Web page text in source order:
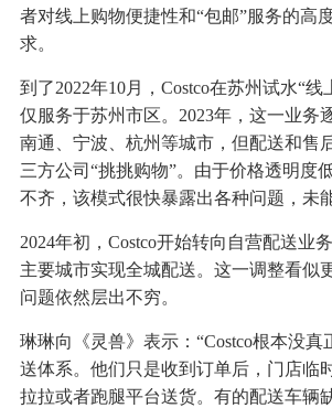
者对线上购物便捷性和“包邮”服务的高
求。
到了2022年10月，Costco在苏州试水“线
仅服务于苏州市区。2023年，这一业务
南通、宁波、杭州等城市，但配送和售
三方公司“挑挑购物”。由于价格透明度
不齐，该模式很快暴露出各种问题，未
2024年初，Costco开始转向自营配送业
主要城市实现全城配送。这一调整看似
问题依然层出不穷。
琳琳向《灵兽》表示：“Costco根本没真
送体系。他们只是收到订单后，门店临
拉拉或者跑腿平台送货。有的配送车辆